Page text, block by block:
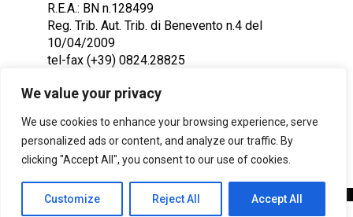
We value your privacy
We use cookies to enhance your browsing experience, serve
personalized ads or content, and analyze our traffic. By
clicking "Accept All", you consent to our use of cookies.
Customize Reject All Accept All
R.E.A.: BN n.128499
Reg. Trib. Aut. Trib. di Benevento n.4 del
10/04/2009
tel-fax (+39) 0824.28825